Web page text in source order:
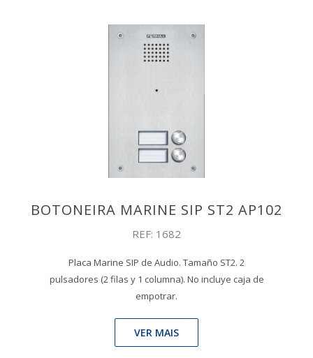
BOTONEIRA MARINE SIP ST2 AP102
REF: 1682
Placa Marine SIP de Audio. Tamaño ST2. 2
pulsadores (2 filas y 1 columna). No incluye caja de
empotrar.
VER MAIS